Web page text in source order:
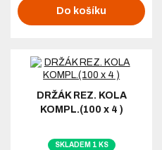
Do košíku
DRŽÁK REZ. KOLA
KOMPL.(100 x 4 )
SKLADEM 1 KS